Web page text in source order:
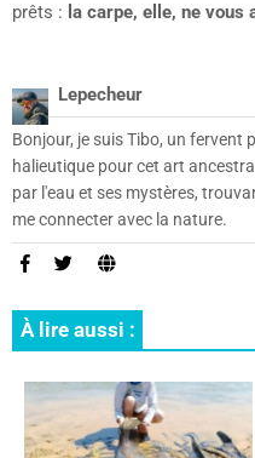
prêts : la carpe, elle, ne vous
Lepecheur
Bonjour, je suis Tibo, un fervent
halieutique pour cet art
par l'eau et ses mystères,
me connecter avec la nature.
À lire aussi :